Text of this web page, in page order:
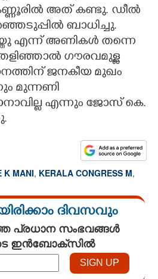
അത് കണ്ടു. ‌ഡീൽ
ബാധിച്ചു.
എന്ന് അണികൾ തന്നെ
ഗൗരവമുള്ള
ജനകീയ മുഖം
മുന്നണി
എന്നും ജോസ് കെ.
K MANI, KERALA CONGRESS M,
ദിവസവും
പ്രധാന സംഭവങ്ങൾ
ഇൻബോക്സിൽ